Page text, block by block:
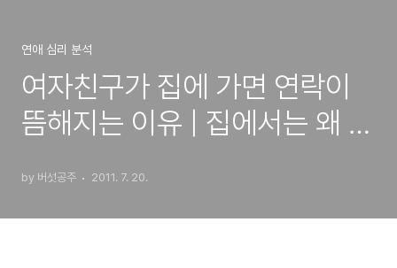
연애 심리 분석
여자친구가 집에 가면 연락이
뜸해지는 이유 | 집에서는 왜 달
by 버섯공주 2011. 7. 20.